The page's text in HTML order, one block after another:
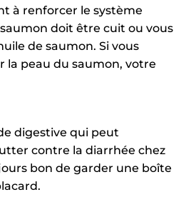
à renforcer le système
doit être cuit ou vous
de saumon. Si vous
la peau du saumon, votre
digestive qui peut
contre la diarrhée chez
bon de garder une boîte